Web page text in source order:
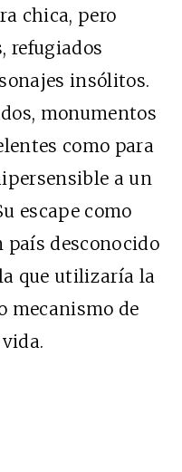
chica, pero
refugiados
insólitos.
monumentos
como para
a un
escape como
país desconocido
que utilizaría la
mecanismo de